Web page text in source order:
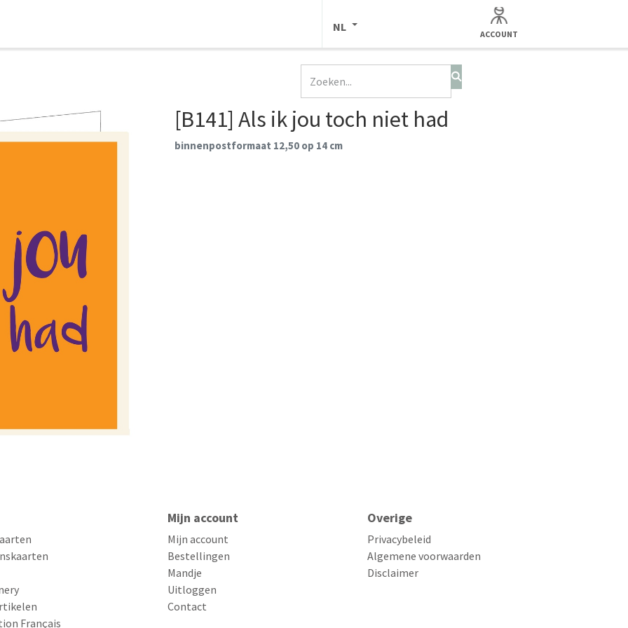
NL
ACCOUNT
[B141] Als ik jou toch niet had
binnenpostformaat 12,50 op 14 cm
Français
Mijn account
Mijn account
Bestellingen
Mandje
Uitloggen
Contact
Overige
Privacybeleid
Algemene voorwaarden
Disclaimer